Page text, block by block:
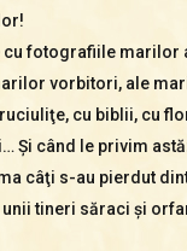
cu fotografiile marilor
vorbitori, ale
cu biblii, cu
Şi când le privim
câţi s-au pierdut
unii tineri săraci şi